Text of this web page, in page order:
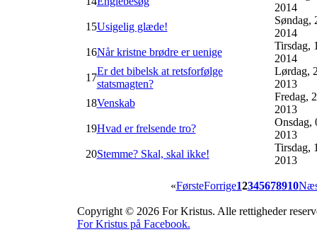
2014
15Usigelig glæde!
Søndag,
2014
16Når kristne brødre er uenige
Tirsdag,
2014
17
Er det bibelsk at retsforfølge
statsmagten?
Lørdag,
2013
18Venskab
Fredag,
2013
19Hvad er frelsende tro?
Onsdag,
2013
20Stemme? Skal, skal ikke!
Tirsdag,
2013
«FørsteForrige12345678910
Copyright © 2026 For Kristus. Alle rettigheder
For Kristus på Facebook.